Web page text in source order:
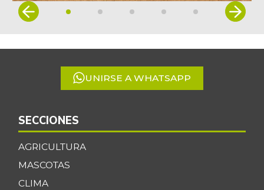
Item
5
UNIRSE A WHATSAPP
SECCIONES
AGRICULTURA
MASCOTAS
CLIMA